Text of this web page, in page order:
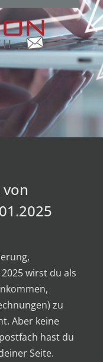
wirst du als
zu
Aber keine
hast du
Seite.